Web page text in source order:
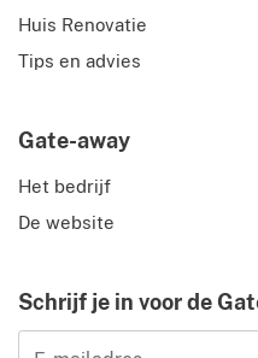
Huis Renovatie
Tips en advies
Gate-away
Het bedrijf
De website
Schrijf je in voor de